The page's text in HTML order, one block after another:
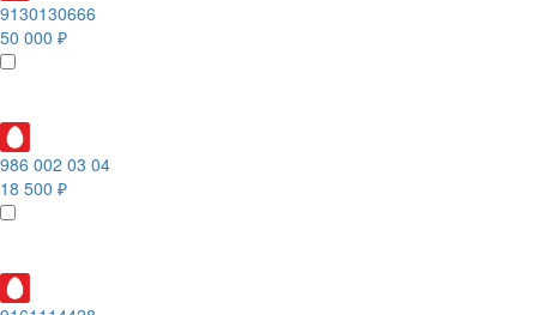
9130130666
50 000 ₽
986 002 03 04
18 500 ₽